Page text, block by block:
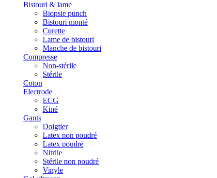
Bistouri & lame
Biopsie punch
Bistouri monté
Curette
Lame de bistouri
Manche de bistouri
Compresse
Non-stérile
Stérile
Coton
Electrode
ECG
Kiné
Gants
Doigtier
Latex non poudré
Latex poudré
Nitrile
Stérile non poudré
Vinyle